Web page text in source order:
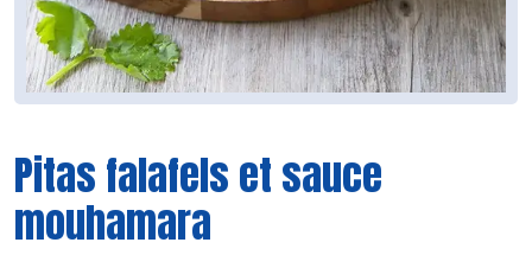
Pitas falafels et sauce
mouhamara